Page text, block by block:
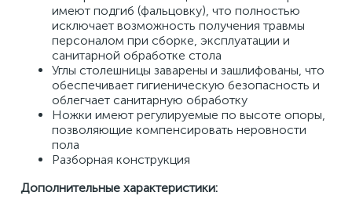
имеют подгиб (фальцовку), что полностью
исключает возможность получения травмы
персоналом при сборке, эксплуатации и
санитарной обработке стола
Углы столешницы заварены и зашлифованы, что
обеспечивает гигиеническую безопасность и
облегчает санитарную обработку
Ножки имеют регулируемые по высоте опоры,
позволяющие компенсировать неровности
пола
Разборная конструкция
Дополнительные характеристики: